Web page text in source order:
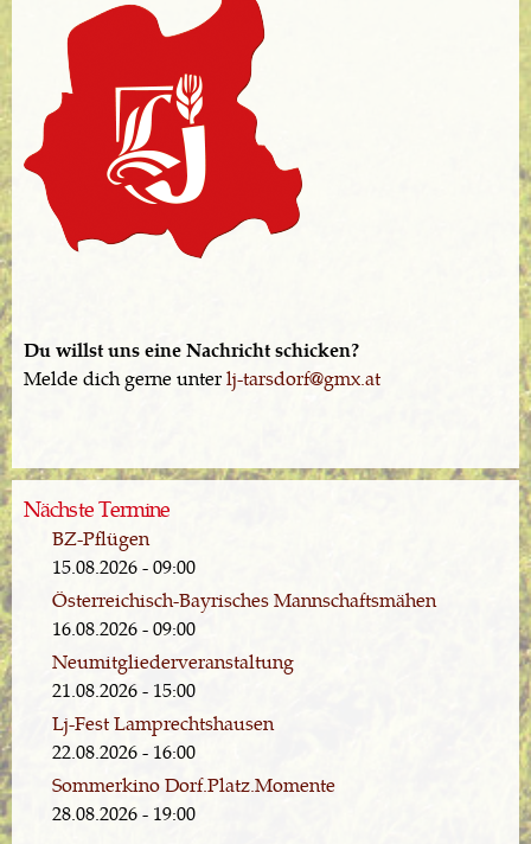
Du willst uns eine Nachricht schicken?
Melde dich gerne unterlj-tarsdorf@gmx.at
Nächste Termine
BZ-Pflügen
15.08.2026 - 09:00
Österreichisch-Bayrisches Mannschaftsmähen
16.08.2026 - 09:00
Neumitgliederveranstaltung
21.08.2026 - 15:00
Lj-Fest Lamprechtshausen
22.08.2026 - 16:00
Sommerkino Dorf.Platz.Momente
28.08.2026 - 19:00